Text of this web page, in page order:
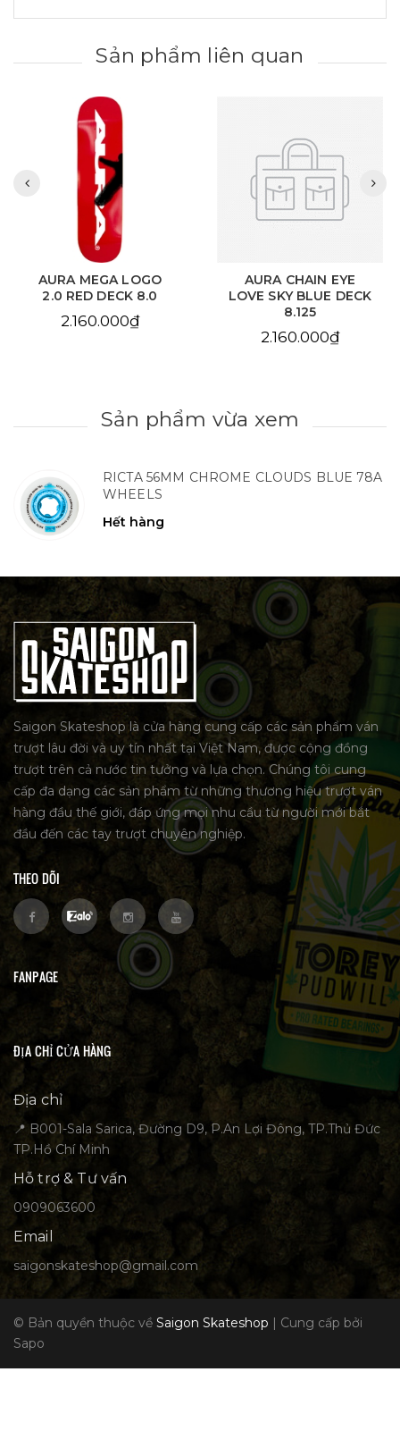
Sản phẩm liên quan
AURA MEGA LOGO
2.0 RED DECK 8.0
2.160.000₫
AURA CHAIN EYE
LOVE SKY BLUE DECK
8.125
2.160.000₫
Sản phẩm vừa xem
RICTA 56MM CHROME CLOUDS BLUE 78A
WHEELS
Hết hàng
Saigon Skateshop là cửa hàng cung cấp các sản phẩm ván
trượt lâu đời và uy tín nhất tại Việt Nam, được cộng đồng
trượt trên cả nước tin tưởng và lựa chọn. Chúng tôi cung
cấp đa dạng các sản phẩm từ những thương hiệu trượt ván
hàng đầu thế giới, đáp ứng mọi nhu cầu từ người mới bắt
đầu đến các tay trượt chuyên nghiệp.
THEO DÕI
FANPAGE
ĐỊA CHỈ CỬA HÀNG
Địa chỉ
📍 B001-Sala Sarica, Đường D9, P.An Lợi Đông, TP.Thủ Đức
TP.Hồ Chí Minh
Hỗ trợ & Tư vấn
0909063600
Email
saigonskateshop@gmail.com
© Bản quyền thuộc về Saigon Skateshop | Cung cấp bởi
Sapo